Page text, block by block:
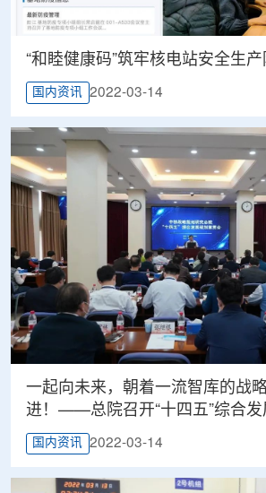
“和睦健康码”筑牢核电站安全生产
国内资讯 2022-03-14
一起向未来，朝着一流智库的战
进！——总院召开“十四五”综合发
国内资讯 2022-03-14